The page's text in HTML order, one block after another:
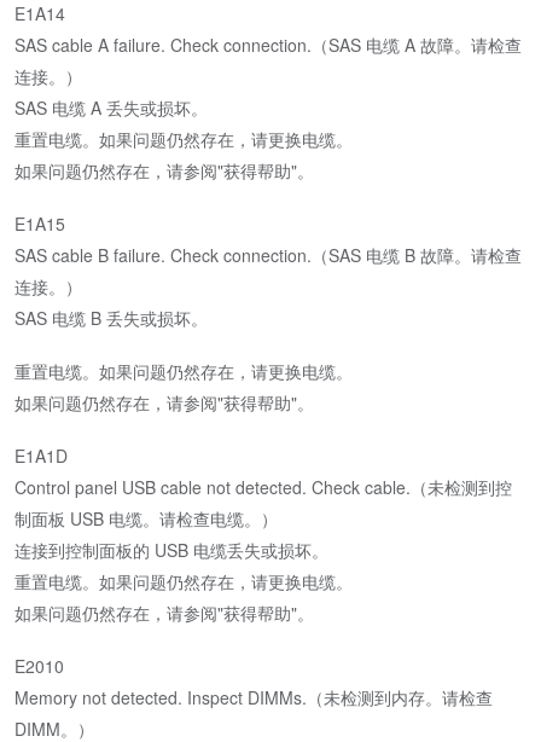
E1A14
SAS cable A failure. Check connection.（SAS 电缆 A 故障。请检查
连接。）
SAS 电缆 A 丢失或损坏。
重置电缆。如果问题仍然存在，请更换电缆。
如果问题仍然存在，请参阅"获得帮助"。
E1A15
SAS cable B failure. Check connection.（SAS 电缆 B 故障。请检查
连接。）
SAS 电缆 B 丢失或损坏。
重置电缆。如果问题仍然存在，请更换电缆。
如果问题仍然存在，请参阅"获得帮助"。
E1A1D
Control panel USB cable not detected. Check cable.（未检测到控
制面板 USB 电缆。请检查电缆。）
连接到控制面板的 USB 电缆丢失或损坏。
重置电缆。如果问题仍然存在，请更换电缆。
如果问题仍然存在，请参阅"获得帮助"。
E2010
Memory not detected. Inspect DIMMs.（未检测到内存。请检查
DIMM。）